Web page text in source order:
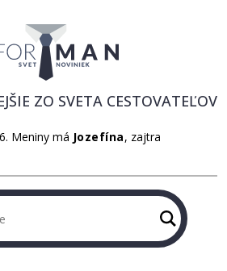
Meniny má Jozefína, zajtra
ZO SVETA CESTOVATEĽOV